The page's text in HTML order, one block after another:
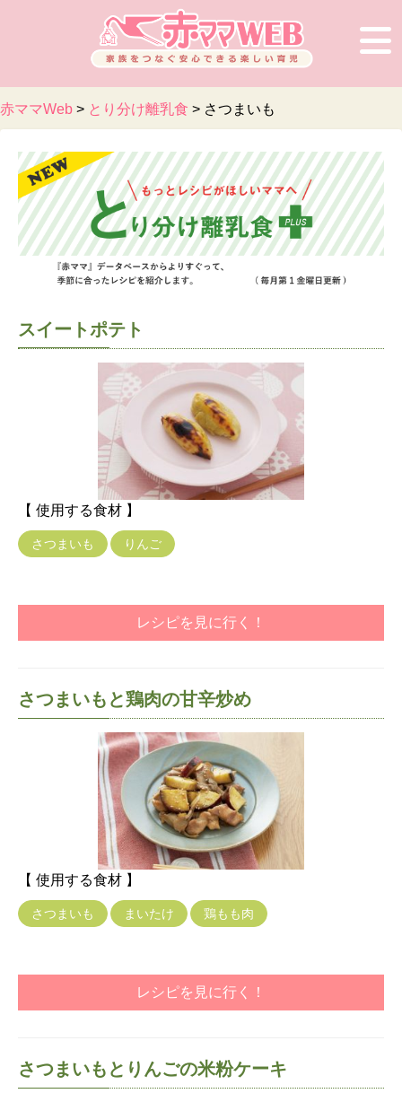
赤ママWeb > とり分け離乳食 > さつまいも
スイートポテト
【 使用する食材 】
さつまいも りんご
レシピを見に行く！
さつまいもと鶏肉の甘辛炒め
【 使用する食材 】
さつまいも まいたけ 鶏もも肉
レシピを見に行く！
さつまいもとりんごの米粉ケーキ